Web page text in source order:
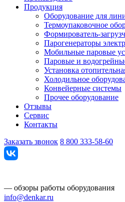
Продукция
Оборудование для
Термоупаковочное
Формирователь-
Парогенераторы
Мобильные паровые
Паровые и
Установка
Холодильное
Конвейерные системы
Прочее оборудование
Отзывы
Сервис
Контакты
Заказать звонок 8 800 333-58-60
— обзоры работы оборудования
info@denkar.ru